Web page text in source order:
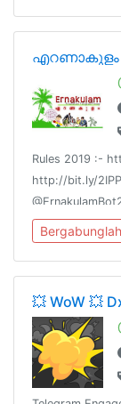
എറണാകുളം l
Rules 2019 :-
http://bit.ly/
💥 WoW 💥